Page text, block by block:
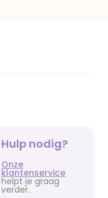
Hulp nodig?
Onze
klantenservice
helpt je graag
verder.